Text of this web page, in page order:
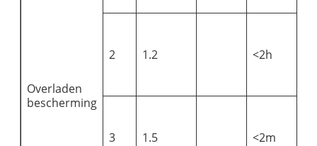
Overladen
bescherming
2 1.2 <2h
3 1.5 <2m